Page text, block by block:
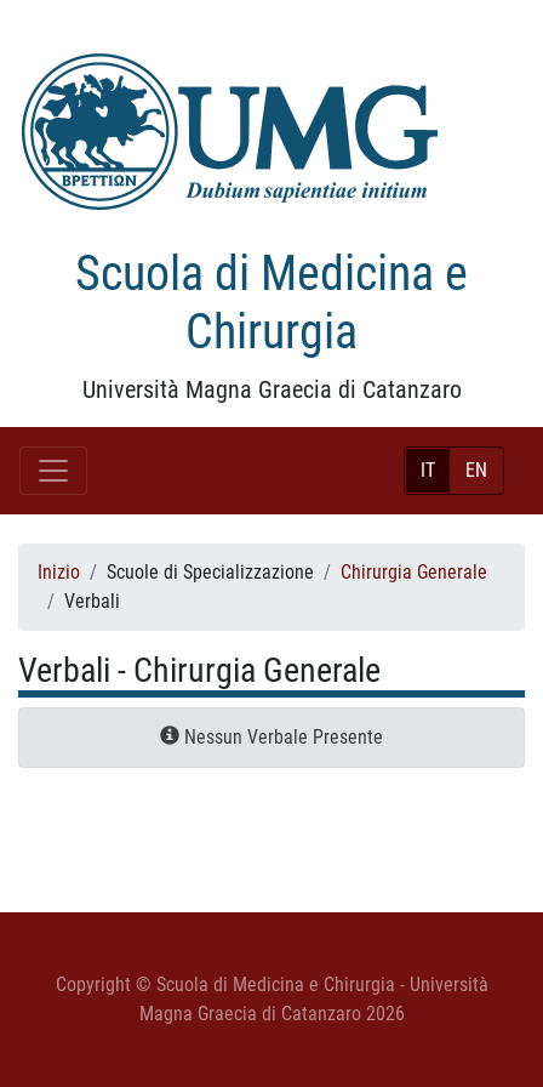
Scuola di Medicina e
Chirurgia
Università Magna Graecia di Catanzaro
IT EN
Inizio Scuole di Specializzazione
Chirurgia Generale
Verbali
Verbali - Chirurgia Generale
Nessun Verbale Presente
Copyright © Scuola di Medicina e Chirurgia - Università
Magna Graecia di Catanzaro 2026